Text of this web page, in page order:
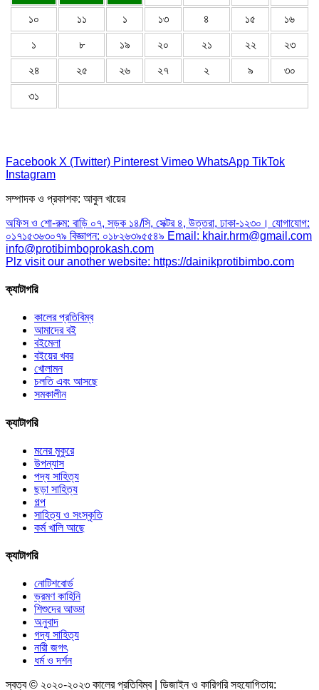
১০ ১১ ১ ১৩ ৪ ১৫ ১৬
১ ৮ ১৯ ২০ ২১ ২২ ২৩
২৪ ২৫ ২৬ ২৭ ২ ৯ ৩০
৩১
Facebook X (Twitter) Pinterest Vimeo WhatsApp TikTok
Instagram
সম্পাদক ও প্রকাশক: আবুল খায়ের
অফিস ও শো-রুম: বাড়ি ০৭, সড়ক ১৪/সি, সেক্টর ৪, উত্তরা, ঢাকা-১২৩০। যোগাযোগ:
০১৭১৫৩৬৩০৭৯ বিজ্ঞাপন: ০১৮২৬৩৯৫৫৪৯ Email: khair.hrm@gmail.com
info@protibimboprokash.com
Plz visit our another website: https://dainikprotibimbo.com
ক্যাটাগরি
কালের প্রতিবিম্ব
আমাদের বই
বইমেলা
বইয়ের খবর
খোলামন
চলতি এবং আসছে
সমকালীন
ক্যাটাগরি
মনের মুকুরে
উপন্যাস
পদ্য সাহিত্য
ছড়া সাহিত্য
গল্প
সাহিত্য ও সংস্কৃতি
কর্ম খালি আছে
ক্যাটাগরি
নোটিশবোর্ড
ভ্রমণ কাহিনি
শিশুদের আড্ডা
অনুবাদ
গদ্য সাহিত্য
নারী জগৎ
ধর্ম ও দর্শন
স্বত্ব © ২০২০-২০২৩ কালের প্রতিবিম্ব | ডিজাইন ও কারিগরি সহযোগিতায়: